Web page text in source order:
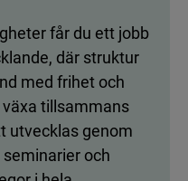
får du ett jobb
där struktur
med frihet och
tillsammans
utvecklas genom
och